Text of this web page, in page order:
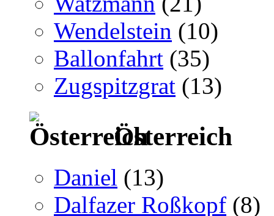
Wendelstein (10)
Ballonfahrt (35)
Zugspitzgrat (13)
Österreich
Daniel (13)
Dalfazer Roßkopf (8)